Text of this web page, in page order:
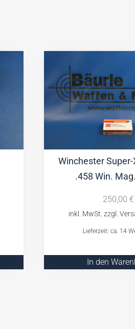
Winchester
.458 Win.
250,00 €
Lieferzeit: ca. 14
In den